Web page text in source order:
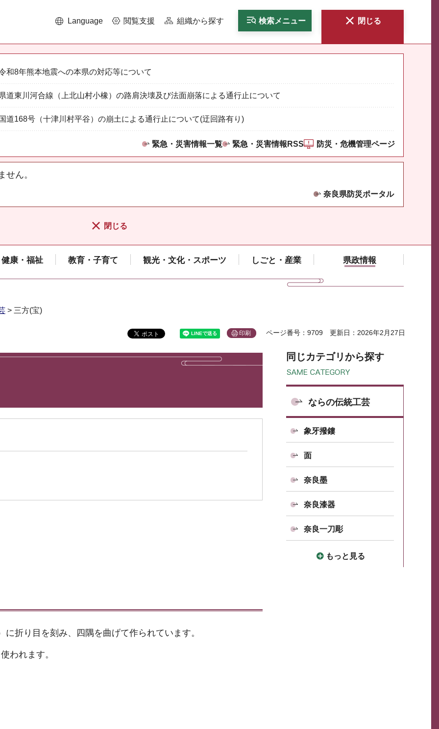
Language 閲覧支援 組織から探す 検索メニュー 閉じる
和8年熊本地震への本県の対応等について
道東川河合線（上北山村小橡）の路肩決壊及び法面崩落による通行止について
道168号（十津川村平谷）の崩土による通行止について(迂回路有り)
緊急・災害情報一覧 緊急・災害情報RSS 防災・危機管理ページ
せん。
奈良県防災ポータル
閉じる
健康・福祉 教育・子育て 観光・文化・スポーツ しごと・産業 県政情報
> 三方(宝)
印刷 ページ番号：9709 更新日：2026年2月27日
折り目を刻み、四隅を曲げて作られています。
われます。
同じカテゴリから探す
ならの伝統工芸
象牙撥鏤
面
奈良墨
奈良漆器
奈良一刀彫
もっと見る